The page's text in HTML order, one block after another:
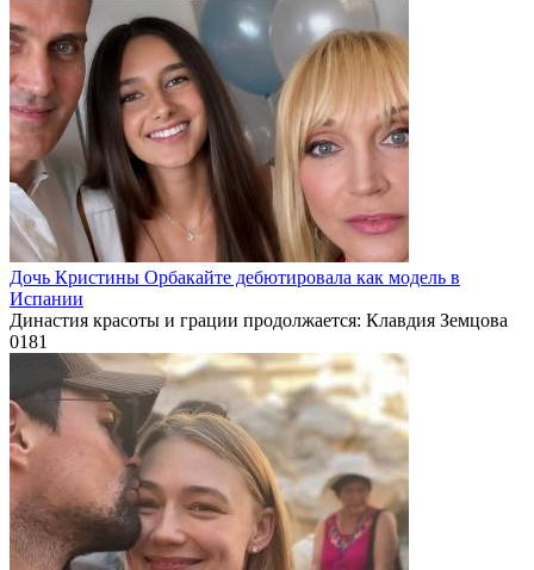
Дочь Кристины Орбакайте дебютировала как модель в
Испании
Династия красоты и грации продолжается: Клавдия Земцова
0181